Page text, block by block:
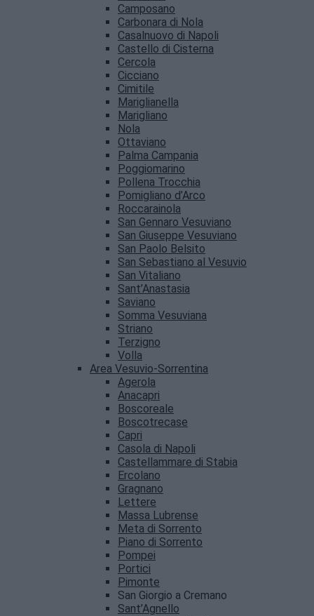
Camposano
Carbonara di Nola
Casalnuovo di Napoli
Castello di Cisterna
Cercola
Cicciano
Cimitile
Mariglianella
Marigliano
Nola
Ottaviano
Palma Campania
Poggiomarino
Pollena Trocchia
Pomigliano d’Arco
Roccarainola
San Gennaro Vesuviano
San Giuseppe Vesuviano
San Paolo Belsito
San Sebastiano al Vesuvio
San Vitaliano
Sant’Anastasia
Saviano
Somma Vesuviana
Striano
Terzigno
Volla
Area Vesuvio-Sorrentina
Agerola
Anacapri
Boscoreale
Boscotrecase
Capri
Casola di Napoli
Castellammare di Stabia
Ercolano
Gragnano
Lettere
Massa Lubrense
Meta di Sorrento
Piano di Sorrento
Pompei
Portici
Pimonte
San Giorgio a Cremano
Sant’Agnello